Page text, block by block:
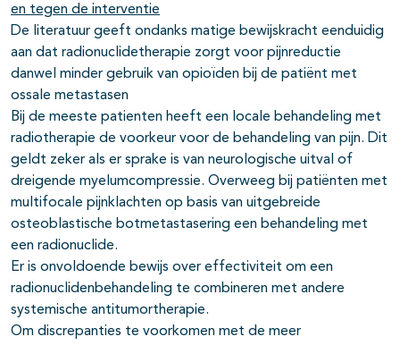
en tegen de interventie
De literatuur geeft ondanks matige bewijskracht eenduidig
aan dat radionuclidetherapie zorgt voor pijnreductie
danwel minder gebruik van opioïden bij de patiënt met
ossale metastasen
Bij de meeste patienten heeft een locale behandeling met
radiotherapie de voorkeur voor de behandeling van pijn. Dit
geldt zeker als er sprake is van neurologische uitval of
dreigende myelumcompressie. Overweeg bij patiënten met
multifocale pijnklachten op basis van uitgebreide
osteoblastische botmetastasering een behandeling met
een radionuclide.
Er is onvoldoende bewijs over effectiviteit om een
radionuclidenbehandeling te combineren met andere
systemische antitumortherapie.
Om discrepanties te voorkomen met de meer